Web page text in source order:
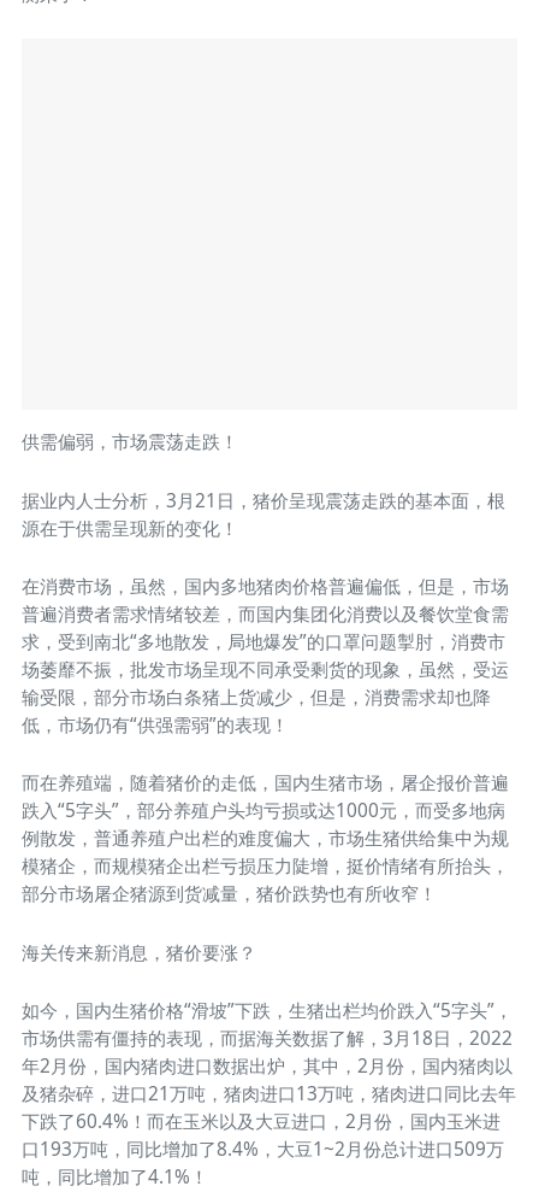
供需偏弱，市场震荡走跌！
据业内人士分析，3月21日，猪价呈现震荡走跌的基本面，根
源在于供需呈现新的变化！
在消费市场，虽然，国内多地猪肉价格普遍偏低，但是，市场
普遍消费者需求情绪较差，而国内集团化消费以及餐饮堂食需
求，受到南北“多地散发，局地爆发”的口罩问题掣肘，消费市
场萎靡不振，批发市场呈现不同承受剩货的现象，虽然，受运
输受限，部分市场白条猪上货减少，但是，消费需求却也降
低，市场仍有“供强需弱”的表现！
而在养殖端，随着猪价的走低，国内生猪市场，屠企报价普遍
跌入“5字头”，部分养殖户头均亏损或达1000元，而受多地病
例散发，普通养殖户出栏的难度偏大，市场生猪供给集中为规
模猪企，而规模猪企出栏亏损压力陡增，挺价情绪有所抬头，
部分市场屠企猪源到货减量，猪价跌势也有所收窄！
海关传来新消息，猪价要涨？
如今，国内生猪价格“滑坡”下跌，生猪出栏均价跌入“5字头”，
市场供需有僵持的表现，而据海关数据了解，3月18日，2022
年2月份，国内猪肉进口数据出炉，其中，2月份，国内猪肉以
及猪杂碎，进口21万吨，猪肉进口13万吨，猪肉进口同比去年
下跌了60.4%！而在玉米以及大豆进口，2月份，国内玉米进
口193万吨，同比增加了8.4%，大豆1~2月份总计进口509万
吨，同比增加了4.1%！